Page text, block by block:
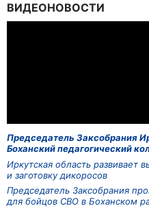
ВИДЕОНОВОСТИ
Председатель Заксобрания
Боханский педагогический
Иркутская область развивает
и заготовку дикоросов
Председатель Заксобрания
для бойцов СВО в Боханском